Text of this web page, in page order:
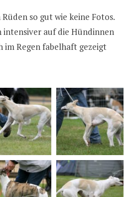
so gut wie keine Fotos.
auf die Hündinnen
im Regen fabelhaft gezeigt